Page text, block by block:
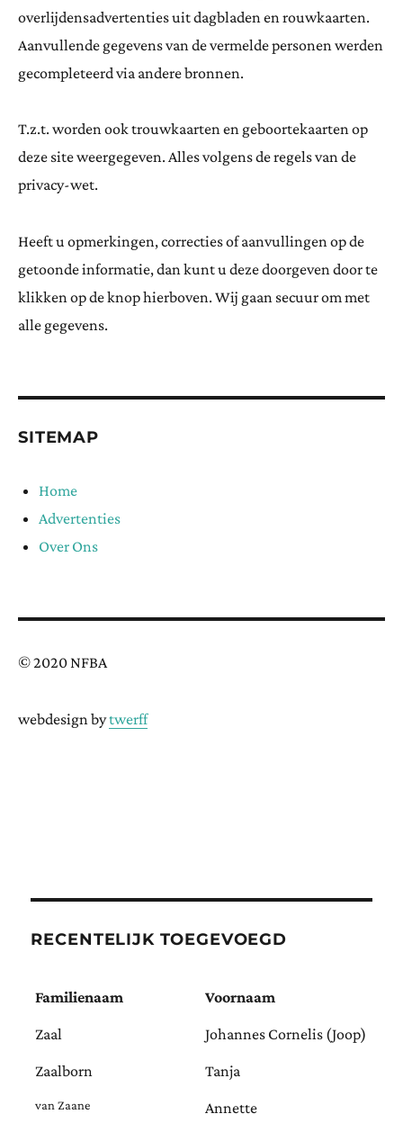
overlijdensadvertenties uit dagbladen en rouwkaarten.
Aanvullende gegevens van de vermelde personen werden
gecompleteerd via andere bronnen.
T.z.t. worden ook trouwkaarten en geboortekaarten op
deze site weergegeven. Alles volgens de regels van de
privacy-wet.
Heeft u opmerkingen, correcties of aanvullingen op de
getoonde informatie, dan kunt u deze doorgeven door te
klikken op de knop hierboven. Wij gaan secuur om met
alle gegevens.
SITEMAP
Home
Advertenties
Over Ons
© 2020 NFBA
webdesign bytwerff
RECENTELIJK TOEGEVOEGD
Familienaam Voornaam
Zaal Johannes Cornelis (Joop)
Zaalborn Tanja
van Zaane Annette